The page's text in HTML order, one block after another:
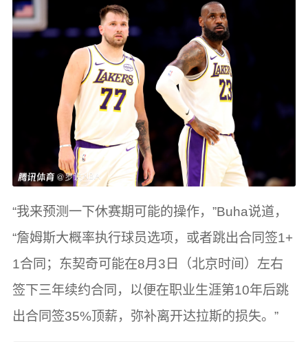
“我来预测一下休赛期可能的操作，”Buha说道，
“詹姆斯大概率执行球员选项，或者跳出合同签1+
1合同；东契奇可能在8月3日（北京时间）左右
签下三年续约合同，以便在职业生涯第10年后跳
出合同签35%顶薪，弥补离开达拉斯的损失。”